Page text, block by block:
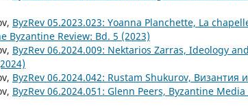
ByzRev 05.2023.023: Yoanna Planchette, La
Byzantine Review: Bd. 5 (2023)
ByzRev 06.2024.009: Nektarios Zarras, Ideology
ByzRev 06.2024.042: Rustam Shukurov, Византия
ByzRev 06.2024.051: Glenn Peers, Byzantine